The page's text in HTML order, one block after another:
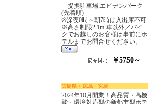
提携駐車場:エビデンパーク
(先着順)
※深夜0時～朝7時は入出庫不可
※高さ制限2.1m 車以外／バイ
クでお越しのお客様は事前にホ
テルまでお問合せください。
￥5750～
広島県 > 広島・宮島
2024年10月開業！高品質・高機
能・環境対応型の新都市型ホテ